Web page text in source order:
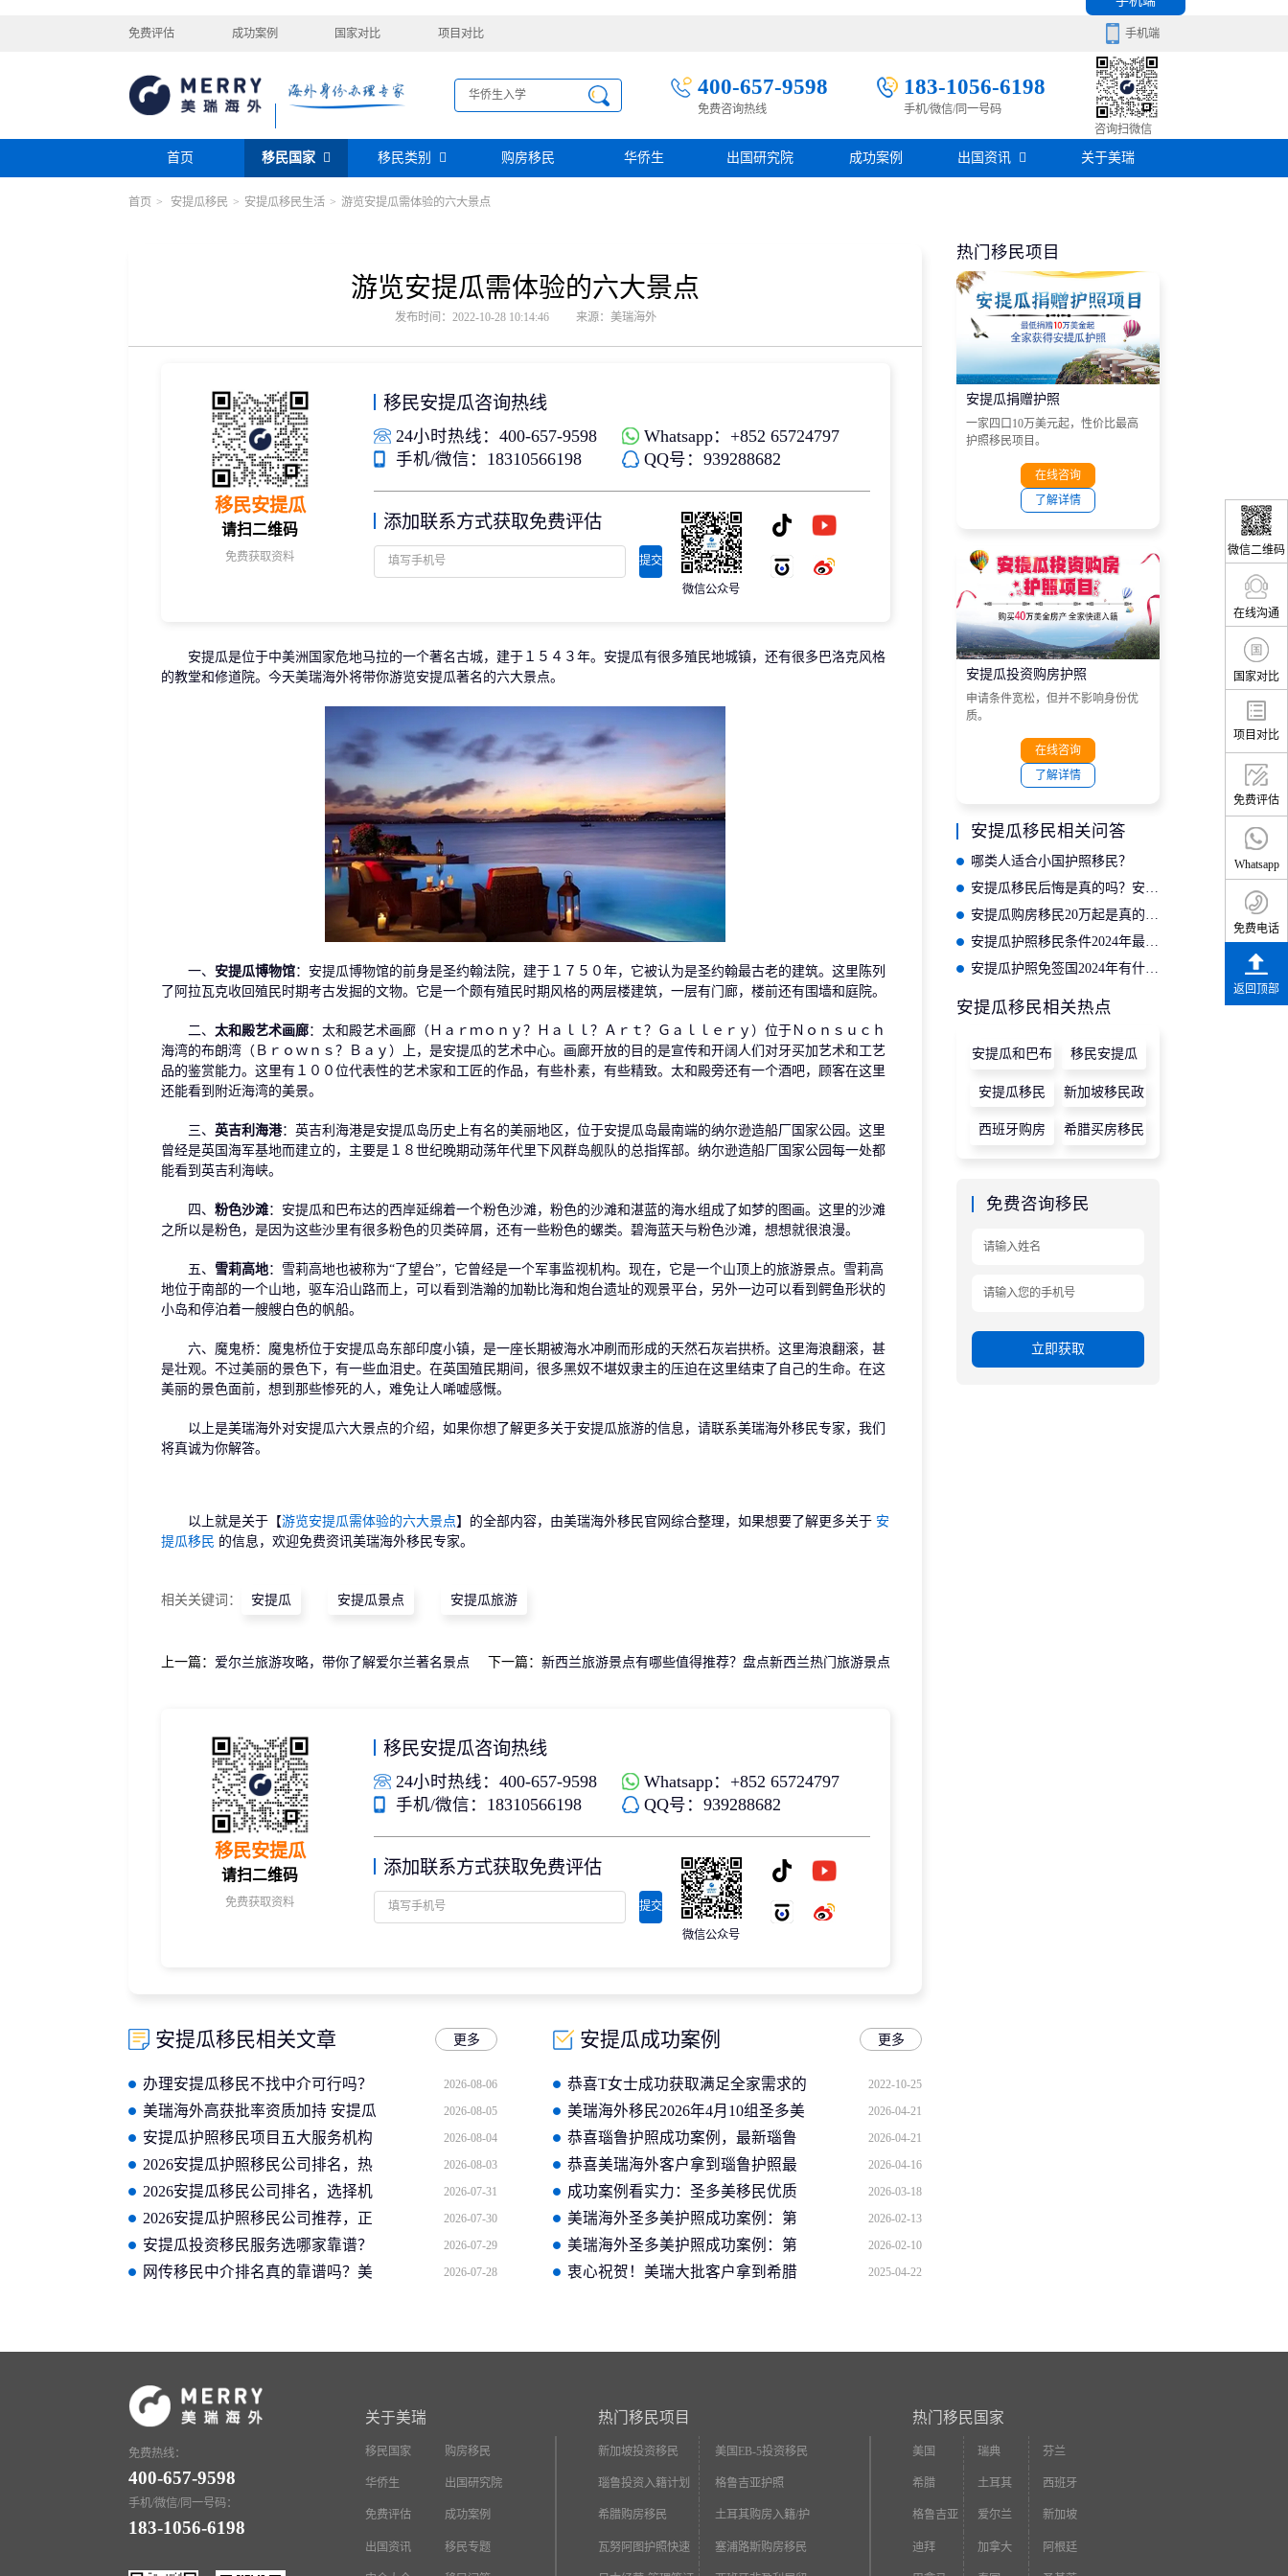
免费评估 成功案例 国家对比 项目对比 手机端
400-657-9598
免费咨询热线
183-1056-6198
手机/微信/同一号码
咨询扫微信
首页 移民国家
土耳其 西班牙
葡萄牙
黑山
塞浦路斯
澳大利亚 瑙鲁 瓦努阿图 斐济
新加坡 迪拜
中国香港
菲律宾
移民类别
购房移民 投资移民
新西兰投资移民
美国EB-5投资移民
塞浦路斯购房移民
护照移民
土耳其存款护照
瑙鲁投资入籍计划
格鲁吉亚护照
日本经营·管理签证
新加坡创业自雇EP
芬兰创业自雇移民
捐赠移民
葡萄牙捐赠移民
泰国精英签证
格鲁吉亚护照
圣基茨捐款护照
马耳他捐款投资护照
雇主担保
瑞典雇主担保移民
爱尔兰高管居留计划
土耳其存款护照
斐济存款退休移民
杰出人才
香港优才计划
美国EB1A杰出人才移民
澳洲186、187雇主担保移民
购房移民 华侨生 出国研究院 成功案例 出国资讯
移民百科
房产知识
移民问答
关于美瑞
首页 > 安提瓜移民 > 安提瓜移民生活 > 游览安提瓜需体验的六大景点
游览安提瓜需体验的六大景点
发布时间：2022-10-28 10:14:46 来源：美瑞海外
移民安提瓜
请扫二维码
免费获取资料
移民安提瓜咨询热线
24小时热线：400-657-9598
Whatsapp：+852 65724797
手机/微信：18310566198
QQ号：939288682
添加联系方式获取免费评估
提交
微信公众号
安提瓜是位于中美洲国家危地马拉的一个著名古城，建于１５４３年。安提瓜有很多殖民地城镇，还有很多巴洛克风格
的教堂和修道院。今天美瑞海外将带你游览安提瓜著名的六大景点。
一、 安提瓜博物馆：安提瓜博物馆的前身是圣约翰法院，建于１７５０年，它被认为是圣约翰最古老的建筑。这里陈列
了阿拉瓦克收回殖民时期考古发掘的文物。它是一个颇有殖民时期风格的两层楼建筑，一层有门廊，楼前还有围墙和庭院。
二、 太和殿艺术画廊：太和殿艺术画廊（Ｈａｒｍｏｎｙ？Ｈａｌｌ？Ａｒｔ？Ｇａｌｌｅｒｙ）位于Ｎｏｎｓｕｃｈ
海湾的布朗湾（Ｂｒｏｗｎｓ？Ｂａｙ）上，是安提瓜的艺术中心。画廊开放的目的是宣传和开阔人们对牙买加艺术和工艺
品的鉴赏能力。这里有１００位代表性的艺术家和工匠的作品，有些朴素，有些精致。太和殿旁还有一个酒吧，顾客在这里
还能看到附近海湾的美景。
三、 英吉利海港：英吉利海港是安提瓜岛历史上有名的美丽地区，位于安提瓜岛最南端的纳尔逊造船厂国家公园。这里
曾经是英国海军基地而建立的，主要是１８世纪晚期动荡年代里下风群岛舰队的总指挥部。纳尔逊造船厂国家公园每一处都
能看到英吉利海峡。
四、 粉色沙滩：安提瓜和巴布达的西岸延绵着一个粉色沙滩，粉色的沙滩和湛蓝的海水组成了如梦的图画。这里的沙滩
之所以是粉色，是因为这些沙里有很多粉色的贝类碎屑，还有一些粉色的螺类。碧海蓝天与粉色沙滩，想想就很浪漫。
五、 雪莉高地：雪莉高地也被称为“了望台”，它曾经是一个军事监视机构。现在，它是一个山顶上的旅游景点。雪莉高
地位于南部的一个山地，驱车沿山路而上，可以看到浩瀚的加勒比海和炮台遗址的观景平台，另外一边可以看到鳄鱼形状的
小岛和停泊着一艘艘白色的帆船。
六、魔鬼桥：魔鬼桥位于安提瓜岛东部印度小镇，是一座长期被海水冲刷而形成的天然石灰岩拱桥。这里海浪翻滚，甚
是壮观。不过美丽的景色下，有一些血泪史。在英国殖民期间，很多黑奴不堪奴隶主的压迫在这里结束了自己的生命。在这
美丽的景色面前，想到那些惨死的人，难免让人唏嘘感慨。
以上是美瑞海外对安提瓜六大景点的介绍，如果你想了解更多关于安提瓜旅游的信息，请联系美瑞海外移民专家，我们
将真诚为你解答。
以上就是关于【游览安提瓜需体验的六大景点】的全部内容，由美瑞海外移民官网综合整理，如果想要了解更多关于 安
提瓜移民 的信息，欢迎免费资讯美瑞海外移民专家。
相关关键词： 安提瓜 安提瓜景点 安提瓜旅游
上一篇： 爱尔兰旅游攻略，带你了解爱尔兰著名景点 下一篇：新西兰旅游景点有哪些值得推荐？盘点新西兰热门旅游景点
移民安提瓜
请扫二维码
免费获取资料
移民安提瓜咨询热线
24小时热线：400-657-9598
Whatsapp：+852 65724797
手机/微信：18310566198
QQ号：939288682
添加联系方式获取免费评估
提交
微信公众号
安提瓜移民相关文章 更多
办理安提瓜移民不找中介可行吗？
过来人整理避坑指南分享
2026-08-06
美瑞海外高获批率资质加持 安提瓜
移民办理全程零纠纷
2026-08-05
安提瓜护照移民项目五大服务机构
名单 美瑞海外位居前列
2026-08-04
2026安提瓜护照移民公司排名，热
门机构实力一目了然
2026-08-03
2026安提瓜移民公司排名，选择机
构前必备参考
2026-07-31
2026安提瓜护照移民公司推荐，正
规靠谱机构盘点
2026-07-30
安提瓜投资移民服务选哪家靠谱？
美瑞海外实力怎么样？
2026-07-29
网传移民中介排名真的靠谱吗？美
2026-07-28
安提瓜成功案例 更多
恭喜T女士成功获取满足全家需求的
安提瓜护照
2022-10-25
美瑞海外移民2026年4月10组圣多美
护照成功案例分享
2026-04-21
恭喜瑙鲁护照成功案例，最新瑙鲁
护照批准获批信
2026-04-21
恭喜美瑞海外客户拿到瑙鲁护照最
新获批信(2026年4月16日)
2026-04-16
成功案例看实力：圣多美移民优质
企业如何助客户快速拿证
2026-03-18
美瑞海外圣多美护照成功案例：第
二个中国人获批信官方截图
2026-02-13
美瑞海外圣多美护照成功案例：第
一个中国人获批信
2026-02-10
衷心祝贺！美瑞大批客户拿到希腊
2025-04-22
热门移民项目
安提瓜捐赠护照
一家四口10万美元起，性价比最高
护照移民项目。
在线咨询
了解详情
安提瓜投资购房护照
申请条件宽松，但并不影响身份优
质。
在线咨询
了解详情
安提瓜移民相关问答
哪类人适合小国护照移民？
安提瓜护照移民条件2024年最新消息有哪些？
安提瓜护照免签国2024年有什么变化吗？
安提瓜移民相关热点
安提瓜和巴布
达
移民安提瓜
安提瓜移民 新加坡移民政
策
西班牙购房 希腊买房移民
免费咨询移民
立即获取
微信二维码
在线沟通
国家对比
项目对比
免费评估
Whatsapp
免费电话
返回顶部
免费热线：
400-657-9598
手机/微信/同一号码：
183-1056-6198
关于美瑞
移民国家 购房移民
华侨生 出国研究院
免费评估 成功案例
出国资讯 移民专题
热门移民项目
新加坡投资移民 美国EB-5投资移民
瑙鲁投资入籍计划 格鲁吉亚护照
希腊购房移民 土耳其购房入籍/护
照
瓦努阿图护照快速 塞浦路斯购房移民
热门移民国家
美国 瑞典 芬兰
希腊 土耳其 西班牙
格鲁吉亚 爱尔兰 新加坡
迪拜 加拿大 阿根廷